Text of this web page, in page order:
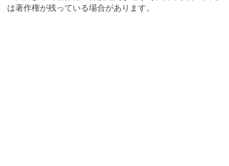
は著作権が残っている場合があります。